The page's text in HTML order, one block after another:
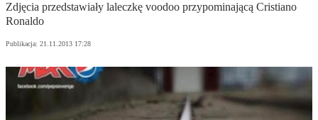
Zdjęcia przedstawiały laleczkę voodoo przypominającą Cristiano
Ronaldo
Publikacja: 21.11.2013 17:28